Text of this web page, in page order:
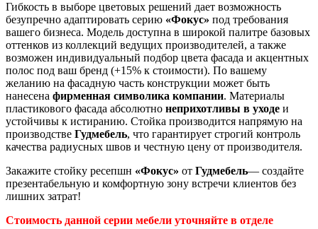
Гибкость в выборе цветовых решений дает возможность
безупречно адаптировать серию «Фокус» под требования
вашего бизнеса. Модель доступна в широкой палитре базовых
оттенков из коллекций ведущих производителей, а также
возможен индивидуальный подбор цвета фасада и акцентных
полос под ваш бренд (+15% к стоимости). По вашему
желанию на фасадную часть конструкции может быть
нанесена фирменная символика компании. Материалы
пластикового фасада абсолютно неприхотливы в уходе и
устойчивы к истиранию. Стойка производится напрямую на
производстве Гудмебель, что гарантирует строгий контроль
качества радиусных швов и честную цену от производителя.
Закажите стойку ресепшн «Фокус» от Гудмебель— создайте
презентабельную и комфортную зону встречи клиентов без
лишних затрат!
Стоимость данной серии мебели уточняйте в отделе